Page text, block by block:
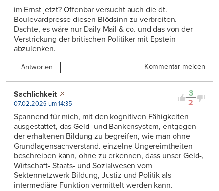
im Ernst jetzt? Offenbar versucht auch die dt.
Boulevardpresse diesen Blödsinn zu verbreiten.
Dachte, es wäre nur Daily Mail & co. und das von der
Verstrickung der britischen Politiker mit Epstein
abzulenken.
Antworten Kommentar melden
3
2
Sachlichkeit
07.02.2026 um 14:35
Spannend für mich, mit den kognitiven Fähigkeiten
ausgestattet, das Geld- und Bankensystem, entgegen
der erhaltenen Bildung zu begreifen, wie man ohne
Grundlagensachverstand, einzelne Ungereimtheiten
beschreiben kann, ohne zu erkennen, dass unser Geld-,
Wirtschaft- Staats- und Sozialwesen vom
Sektennetzwerk Bildung, Justiz und Politik als
intermediäre Funktion vermittelt werden kann.